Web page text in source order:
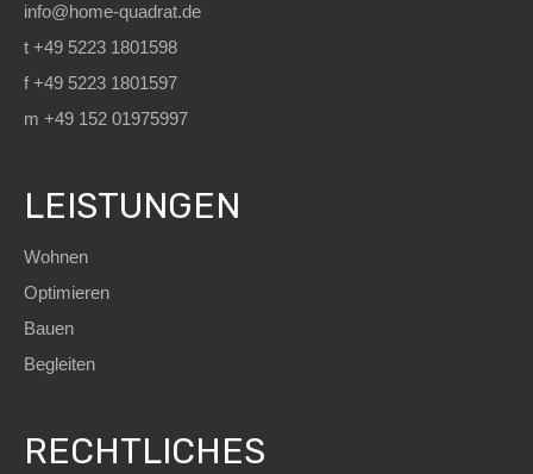
info@home-quadrat.de
t +49 5223 1801598
f +49 5223 1801597
m +49 152 01975997
LEISTUNGEN
Wohnen
Optimieren
Bauen
Begleiten
RECHTLICHES